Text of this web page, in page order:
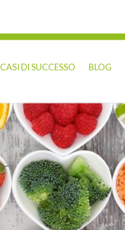
CASI DI SUCCESSO BLOG